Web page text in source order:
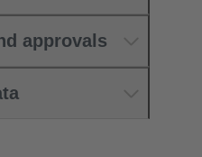
approvals